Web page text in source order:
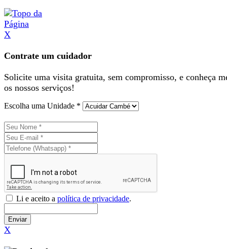
X
Contrate um cuidador
Solicite uma visita gratuita, sem compromisso, e conheça
os nossos serviços!
Escolha uma Unidade *
Li e aceito a política de privacidade.
Enviar
X